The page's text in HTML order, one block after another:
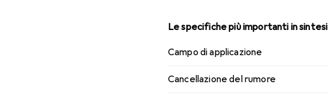
Le specifiche più importanti in sintesi
Campo di applicazione
Cancellazione del rumore